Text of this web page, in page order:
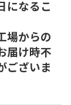
になるこ
場からの
届け時不
ございま